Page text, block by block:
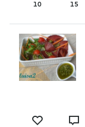
10 15